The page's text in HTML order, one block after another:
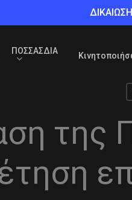
ΠΟΣΣΑΣΔΙΑ
της